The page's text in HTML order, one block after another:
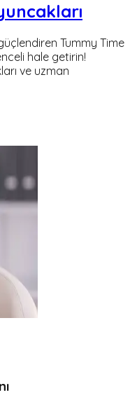
Tummy Time
hale getirin!
ve uzman